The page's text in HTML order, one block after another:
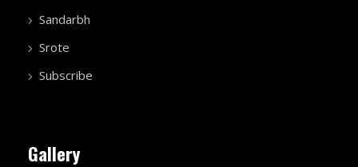
Sandarbh
Srote
Subscribe
Gallery